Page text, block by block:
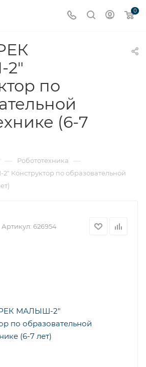
0
по
(6-7
— Робототехника —
по образовательной
Артикул: 626954